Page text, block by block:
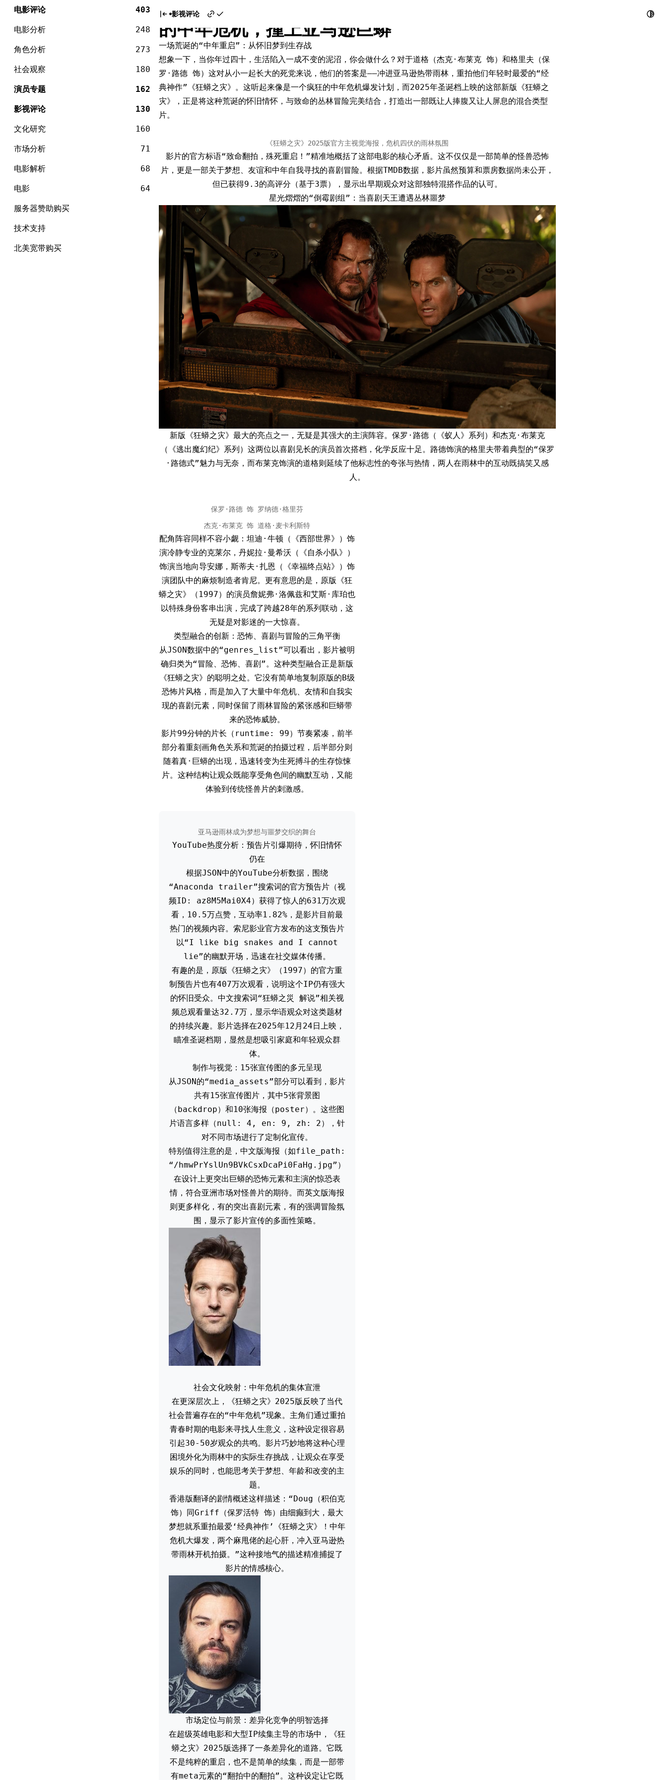
Skip
content
电影评论 403
电影分析 248
角色分析 273
社会观察 180
演员专题 162
影视评论 130
文化研究 160
市场分析 71
电影解析 68
电影 64
服务器赞助购买
技术支持
北美宽带购买
影视评论
《狂蟒之灾》2025：当保罗·路德和杰克·布莱克
的中年危机，撞上亚马逊巨蟒
一场荒诞的“中年重启”：从怀旧梦到生存战
想象一下，当你年过四十，生活陷入一成不变的泥沼，你会做什么？对于道格（杰克·布莱克 饰）和格里夫（保
罗·路德 饰）这对从小一起长大的死党来说，他们的答案是——冲进亚马逊热带雨林，重拍他们年轻时最爱的“经
典神作”《狂蟒之灾》。这听起来像是一个疯狂的中年危机爆发计划，而2025年圣诞档上映的这部新版《狂蟒之
灾》，正是将这种荒诞的怀旧情怀，与致命的丛林冒险完美结合，打造出一部既让人捧腹又让人屏息的混合类型
片。
《狂蟒之灾》2025版官方主视觉海报，危机四伏的雨林氛围
影片的官方标语“致命翻拍，殊死重启！”精准地概括了这部电影的核心矛盾。这不仅仅是一部简单的怪兽恐怖
片，更是一部关于梦想、友谊和中年自我寻找的喜剧冒险。根据TMDB数据，影片虽然预算和票房数据尚未公开，
但已获得9.3的高评分（基于3票），显示出早期观众对这部独特混搭作品的认可。
星光熠熠的“倒霉剧组”：当喜剧天王遭遇丛林噩梦
新版《狂蟒之灾》最大的亮点之一，无疑是其强大的主演阵容。保罗·路德（《蚁人》系列）和杰克·布莱克
（《逃出魔幻纪》系列）这两位以喜剧见长的演员首次搭档，化学反应十足。路德饰演的格里夫带着典型的“保罗
·路德式”魅力与无奈，而布莱克饰演的道格则延续了他标志性的夸张与热情，两人在雨林中的互动既搞笑又感
人。
保罗·路德 饰 罗纳德·格里芬
杰克·布莱克 饰 道格·麦卡利斯特
配角阵容同样不容小觑：坦迪·牛顿（《西部世界》）饰
演冷静专业的克莱尔，丹妮拉·曼希沃（《自杀小队》）
饰演当地向导安娜，斯蒂夫·扎恩（《幸福终点站》）饰
演团队中的麻烦制造者肯尼。更有意思的是，原版《狂
蟒之灾》（1997）的演员詹妮弗·洛佩兹和艾斯·库珀也
以特殊身份客串出演，完成了跨越28年的系列联动，这
无疑是对影迷的一大惊喜。
类型融合的创新：恐怖、喜剧与冒险的三角平衡
从JSON数据中的“genres_list”可以看出，影片被明
确归类为“冒险、恐怖、喜剧”。这种类型融合正是新版
《狂蟒之灾》的聪明之处。它没有简单地复制原版的B级
恐怖片风格，而是加入了大量中年危机、友情和自我实
现的喜剧元素，同时保留了雨林冒险的紧张感和巨蟒带
来的恐怖威胁。
影片99分钟的片长（runtime: 99）节奏紧凑，前半
部分着重刻画角色关系和荒诞的拍摄过程，后半部分则
随着真·巨蟒的出现，迅速转变为生死搏斗的生存惊悚
片。这种结构让观众既能享受角色间的幽默互动，又能
体验到传统怪兽片的刺激感。
亚马逊雨林成为梦想与噩梦交织的舞台
YouTube热度分析：预告片引爆期待，怀旧情怀
仍在
根据JSON中的YouTube分析数据，围绕
“Anaconda trailer”搜索词的官方预告片（视
频ID: az8M5Mai0X4）获得了惊人的631万次观
看，10.5万点赞，互动率1.82%，是影片目前最
热门的视频内容。索尼影业官方发布的这支预告片
以“I like big snakes and I cannot
lie”的幽默开场，迅速在社交媒体传播。
有趣的是，原版《狂蟒之灾》（1997）的官方重
制预告片也有407万次观看，说明这个IP仍有强大
的怀旧受众。中文搜索词“狂蟒之災 解说”相关视
频总观看量达32.7万，显示华语观众对这类题材
的持续兴趣。影片选择在2025年12月24日上映，
瞄准圣诞档期，显然是想吸引家庭和年轻观众群
体。
制作与视觉：15张宣传图的多元呈现
从JSON的“media_assets”部分可以看到，影片
共有15张宣传图片，其中5张背景图
（backdrop）和10张海报（poster）。这些图
片语言多样（null: 4, en: 9, zh: 2），针
对不同市场进行了定制化宣传。
特别值得注意的是，中文版海报（如file_path:
“/hmwPrYslUn9BVkCsxDcaPi0FaHg.jpg”）
在设计上更突出巨蟒的恐怖元素和主演的惊恐表
情，符合亚洲市场对怪兽片的期待。而英文版海报
则更多样化，有的突出喜剧元素，有的强调冒险氛
围，显示了影片宣传的多面性策略。
社会文化映射：中年危机的集体宣泄
在更深层次上，《狂蟒之灾》2025版反映了当代
社会普遍存在的“中年危机”现象。主角们通过重拍
青春时期的电影来寻找人生意义，这种设定很容易
引起30-50岁观众的共鸣。影片巧妙地将这种心理
困境外化为雨林中的实际生存挑战，让观众在享受
娱乐的同时，也能思考关于梦想、年龄和改变的主
题。
香港版翻译的剧情概述这样描述：“Doug（积伯克
饰）同Griff（保罗活特 饰）由细癫到大，最大
梦想就系重拍最爱‘经典神作’《狂蟒之灾》！中年
危机大爆发，两个麻甩佬的起心肝，冲入亚马逊热
带雨林开机拍摄。”这种接地气的描述精准捕捉了
影片的情感核心。
市场定位与前景：差异化竞争的明智选择
在超级英雄电影和大型IP续集主导的市场中，《狂
蟒之灾》2025版选择了一条差异化的道路。它既
不是纯粹的重启，也不是简单的续集，而是一部带
有meta元素的“翻拍中的翻拍”。这种设定让它既